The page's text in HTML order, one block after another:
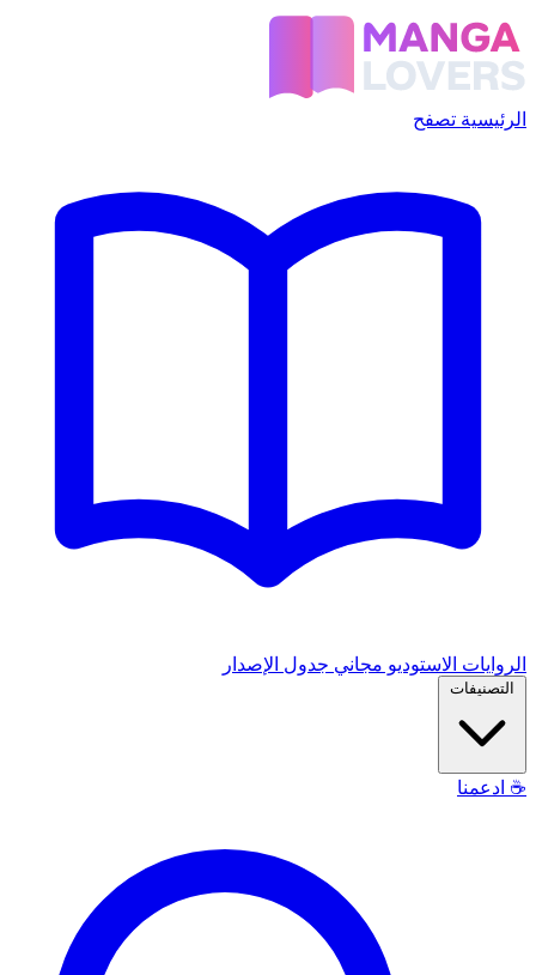
الرئيسية تصفح
الروايات الاستوديو مجاني جدول الإصدار
التصنيفات
☕ ادعمنا